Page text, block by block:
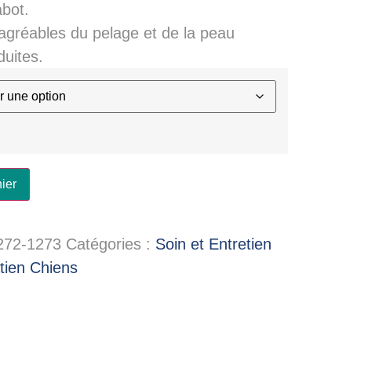
du pelage et de la peau
1273 Catégories : Soin et Entretien
Chiens